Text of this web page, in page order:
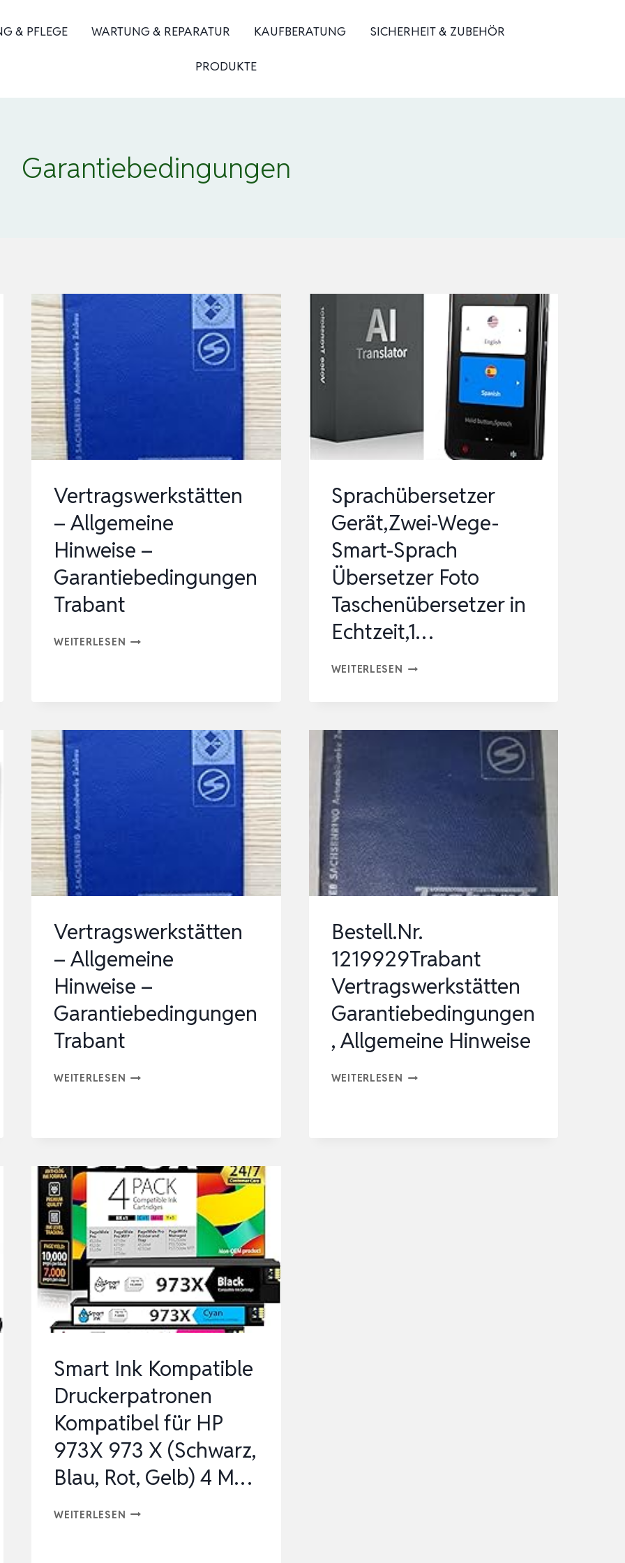
& PFLEGE WARTUNG & REPARATUR KAUFBERATUNG SICHERHEIT & ZUBEHÖR
PRODUKTE
Garantiebedingungen
Vertragswerkstätten
– Allgemeine
Hinweise –
Garantiebedingungen
Trabant
WEITERLESEN VERTRAGSWERKSTÄTTEN
GARANTIEBEDINGUNGEN
Sprachübersetzer
Gerät,Zwei-Wege-
Smart-Sprach
Übersetzer Foto
Taschenübersetzer in
Echtzeit,1…
WEITERLESEN SPRACHÜBERSETZER
SMART-
ÜBERSETZER
TASCHENÜBERSETZER
IN
ECHTZEIT,1…
Vertragswerkstätten
– Allgemeine
Hinweise –
Garantiebedingungen
Trabant
WEITERLESEN VERTRAGSWERKSTÄTTEN
GARANTIEBEDINGUNGEN
TRABANT
Bestell.Nr.
1219929Trabant
Vertragswerkstätten
Garantiebedingungen
, Allgemeine Hinweise
WEITERLESEN BESTELL.NR.
Smart Ink Kompatible
Druckerpatronen
Kompatibel für HP
973X 973 X (Schwarz,
Blau, Rot, Gelb) 4 M…
WEITERLESEN SMART